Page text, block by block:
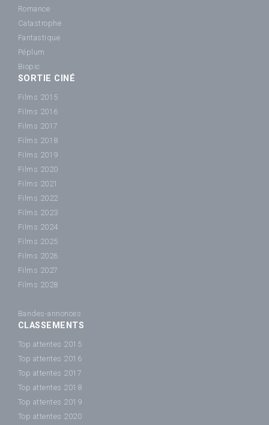
Romance
Catastrophe
Fantastique
Péplum
Biopic
SORTIE CINÉ
Films 2015
Films 2016
Films 2017
Films 2018
Films 2019
Films 2020
Films 2021
Films 2022
Films 2023
Films 2024
Films 2025
Films 2026
Films 2027
Films 2028
Bandes-annonces
CLASSEMENTS
Top attentes 2015
Top attentes 2016
Top attentes 2017
Top attentes 2018
Top attentes 2019
Top attentes 2020